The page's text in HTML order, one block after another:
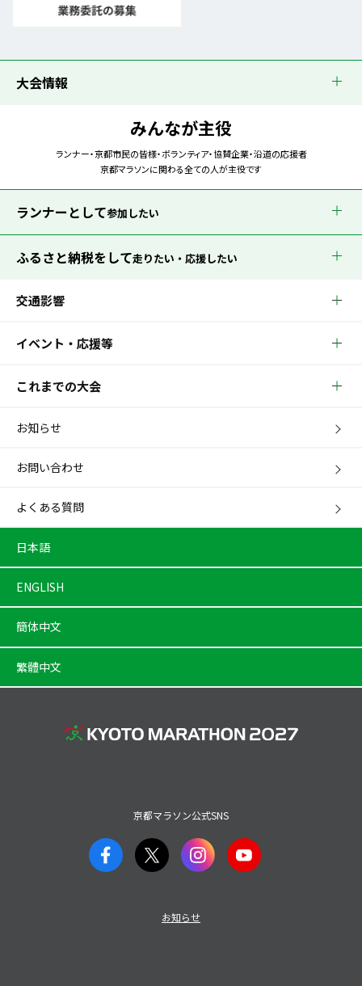
大会情報
みんなが主役
ランナー・京都市民の皆様・ボランティア・協賛企業・沿道の応援者
京都マラソンに関わる全ての人が主役です
ランナーとして参加したい
ふるさと納税をして走りたい・応援したい
交通影響
イベント・応援等
これまでの大会
お知らせ
お問い合わせ
よくある質問
日本語
ENGLISH
簡体中文
繁體中文
京都マラソン公式SNS
お知らせ